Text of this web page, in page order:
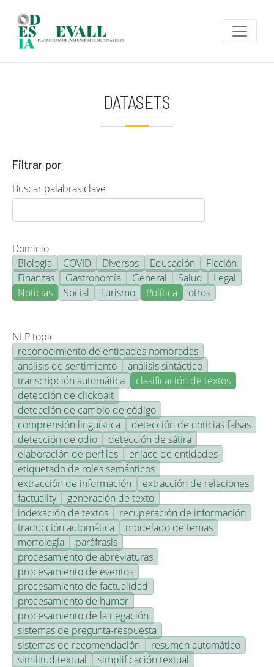
DATASETS
Filtrar por
Buscar palabras clave
Dominio
Biología
COVID Diversos Educación
Ficción
Finanzas
Gastronomía General Salud
Legal
Noticias
Social Turismo Política otros
NLP topic
reconocimiento de entidades nombradas
análisis de sentimiento
análisis sintáctico
transcripción automática
clasificación de textos
detección de clickbait
detección de cambio de código
comprensión lingüística
detección de noticias falsas
detección de odio
detección de sátira
elaboración de perfiles
enlace de entidades
etiquetado de roles semánticos
extracción de información
extracción de relaciones
factuality
generación de texto
indexación de textos
recuperación de información
traducción automática
modelado de temas
morfología
paráfrasis
procesamiento de abreviaturas
procesamiento de eventos
procesamiento de factualidad
procesamiento de humor
procesamiento de la negación
sistemas de pregunta-respuesta
sistemas de recomendación
resumen automático
similitud textual
simplificación textual